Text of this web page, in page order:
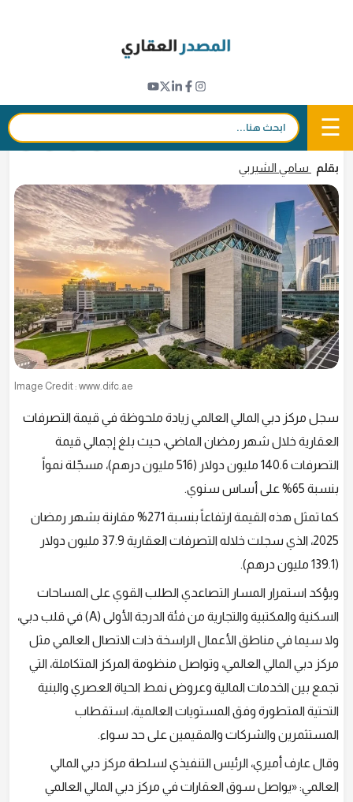
☰ بحث:
65 % نمو التصرفات العقارية في مركز دبي المالي
العالمي خلال رمضان 2026
2 أبريل 2026 - 09:28 f
𝕏
in
بقلم سامي الشيربي
Image Credit : www.difc.ae
سجل مركز دبي المالي العالمي زيادة ملحوظة في قيمة التصرفات
العقارية خلال شهر رمضان الماضي، حيث بلغ إجمالي قيمة
التصرفات 140.6 مليون دولار (516 مليون درهم)، مسجّلة نمواً
بنسبة 65% على أساس سنوي.
كما تمثل هذه القيمة ارتفاعاً بنسبة 271% مقارنة بشهر رمضان
2025، الذي سجلت خلاله التصرفات العقارية 37.9 مليون دولار
(139.1 مليون درهم).
ويؤكد استمرار المسار التصاعدي الطلب القوي على المساحات
السكنية والمكتبية والتجارية من فئة الدرجة الأولى (A) في قلب دبي،
ولا سيما في مناطق الأعمال الراسخة ذات الاتصال العالمي مثل
مركز دبي المالي العالمي، وتواصل منظومة المركز المتكاملة، التي
تجمع بين الخدمات المالية وعروض نمط الحياة العصري والبنية
التحتية المتطورة وفق المستويات العالمية، استقطاب
المستثمرين والشركات والمقيمين على حد سواء.
وقال عارف أميري، الرئيس التنفيذي لسلطة مركز دبي المالي
العالمي: «يواصل سوق العقارات في مركز دبي المالي العالمي